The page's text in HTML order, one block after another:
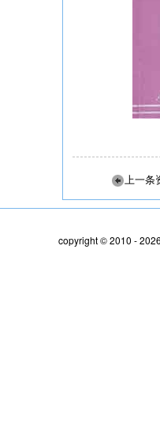
上一条
copyright © 2010 -